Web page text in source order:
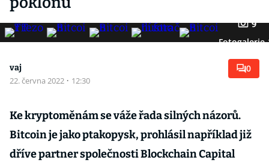
9
Fotogalerie
vaj
22. června 2022 · 12:30
0
Ke kryptoměnám se váže řada silných názorů.
Bitcoin je jako ptakopysk, prohlásil například již
dříve partner společnosti Blockchain Capital